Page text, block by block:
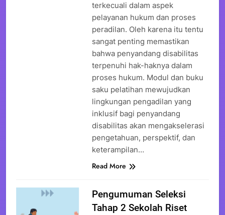
terkecuali dalam aspek
pelayanan hukum dan proses
peradilan. Oleh karena itu tentu
sangat penting memastikan
bahwa penyandang disabilitas
terpenuhi hak-haknya dalam
proses hukum. Modul dan buku
saku pelatihan mewujudkan
lingkungan pengadilan yang
inklusif bagi penyandang
disabilitas akan mengakselerasi
pengetahuan, perspektif, dan
keterampilan…
Read More
Pengumuman Seleksi
Tahap 2 Sekolah Riset